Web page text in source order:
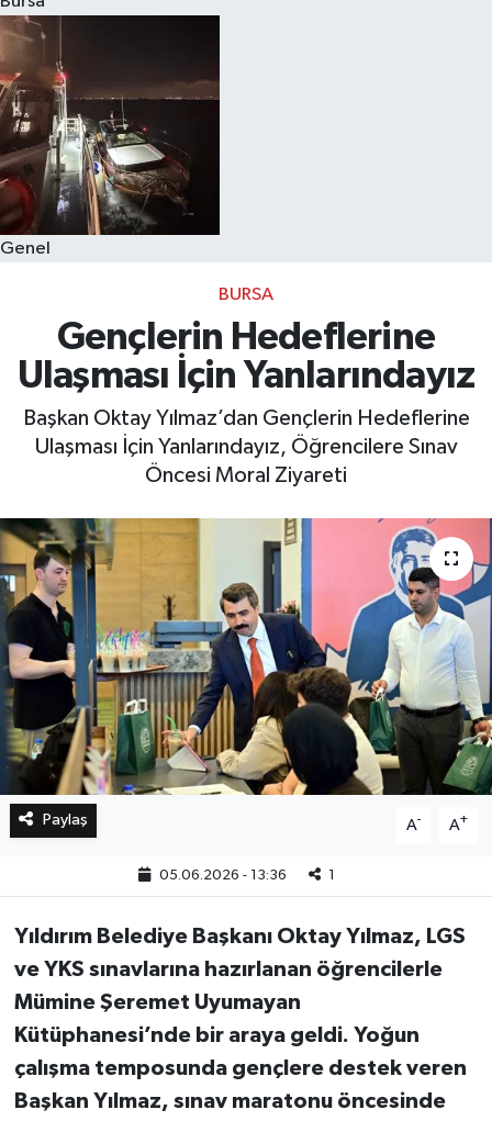
Genel
BURSA
Gençlerin Hedeflerine
Ulaşması İçin Yanlarındayız
Başkan Oktay Yılmaz’dan Gençlerin Hedeflerine
Ulaşması İçin Yanlarındayız, Öğrencilere Sınav
Öncesi Moral Ziyareti
Paylaş A- A+
05.06.2026 - 13:36 1
Yıldırım Belediye Başkanı Oktay Yılmaz, LGS
ve YKS sınavlarına hazırlanan öğrencilerle
Mümine Şeremet Uyumayan
Kütüphanesi’nde bir araya geldi. Yoğun
çalışma temposunda gençlere destek veren
Başkan Yılmaz, sınav maratonu öncesinde
Sağlık
Dünya
Magazin
Kültür & Sanat
Teknoloji
Bilim
Bilim, Teknoloji